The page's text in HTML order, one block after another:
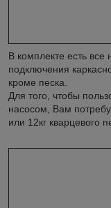
В комплекте есть все
подключения
кроме песка.
Для того, чтобы
насосом, Вам
или 12кг кварцевого